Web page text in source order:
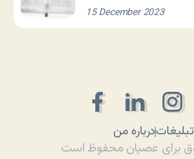
15 December 2023
درباره منتبلیغات